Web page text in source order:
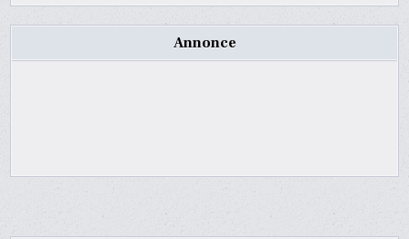
Annonce